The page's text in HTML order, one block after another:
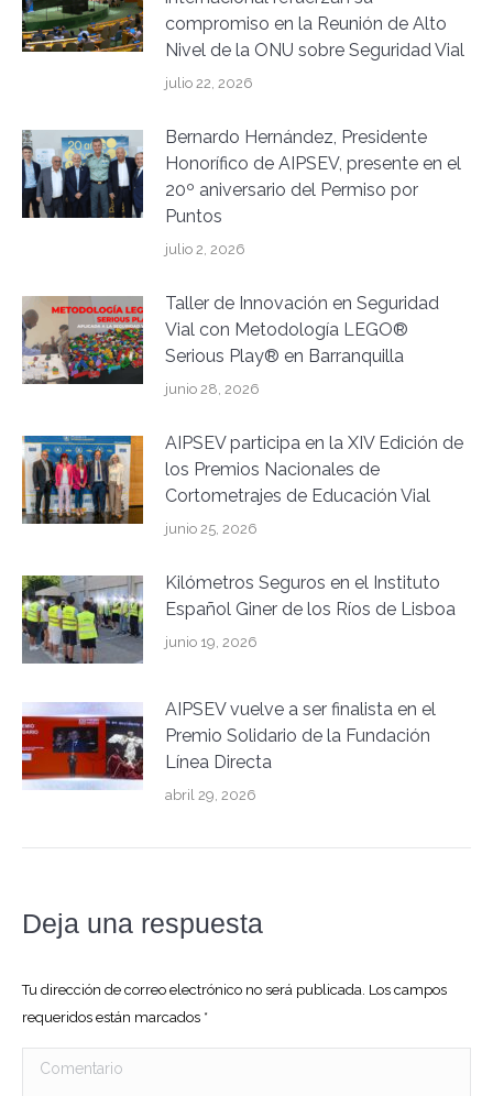
compromiso en la Reunión de Alto
Nivel de la ONU sobre Seguridad Vial
julio 22, 2026
Bernardo Hernández, Presidente
Honorífico de AIPSEV, presente en el
20º aniversario del Permiso por
Puntos
julio 2, 2026
Taller de Innovación en Seguridad
Vial con Metodología LEGO®
Serious Play® en Barranquilla
junio 28, 2026
AIPSEV participa en la XIV Edición de
los Premios Nacionales de
Cortometrajes de Educación Vial
junio 25, 2026
Kilómetros Seguros en el Instituto
Español Giner de los Ríos de Lisboa
junio 19, 2026
AIPSEV vuelve a ser finalista en el
Premio Solidario de la Fundación
Línea Directa
abril 29, 2026
Deja una respuesta
Tu dirección de correo electrónico no será publicada. Los campos
requeridos están marcados *
Comentario